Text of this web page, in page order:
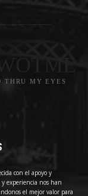
THRU MY EYES
con el apoyo y
y experiencia nos han
el mejor valor para